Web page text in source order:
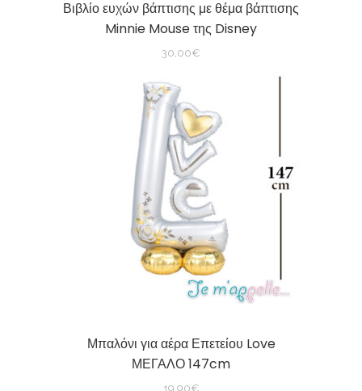
Βιβλίο ευχών βάπτισης με θέμα βάπτισης
Minnie Mouse της Disney
30,00€
Μπαλόνι για αέρα Επετείου Love
ΜΕΓΑΛΟ 147cm
19,90€